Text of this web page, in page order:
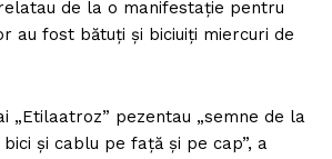
de la o manifestaţie pentru
au fost bătuţi şi biciuiţi miercuri de
„Etilaatroz” pezentau „semne de la
şi cablu pe faţă şi pe cap”, a